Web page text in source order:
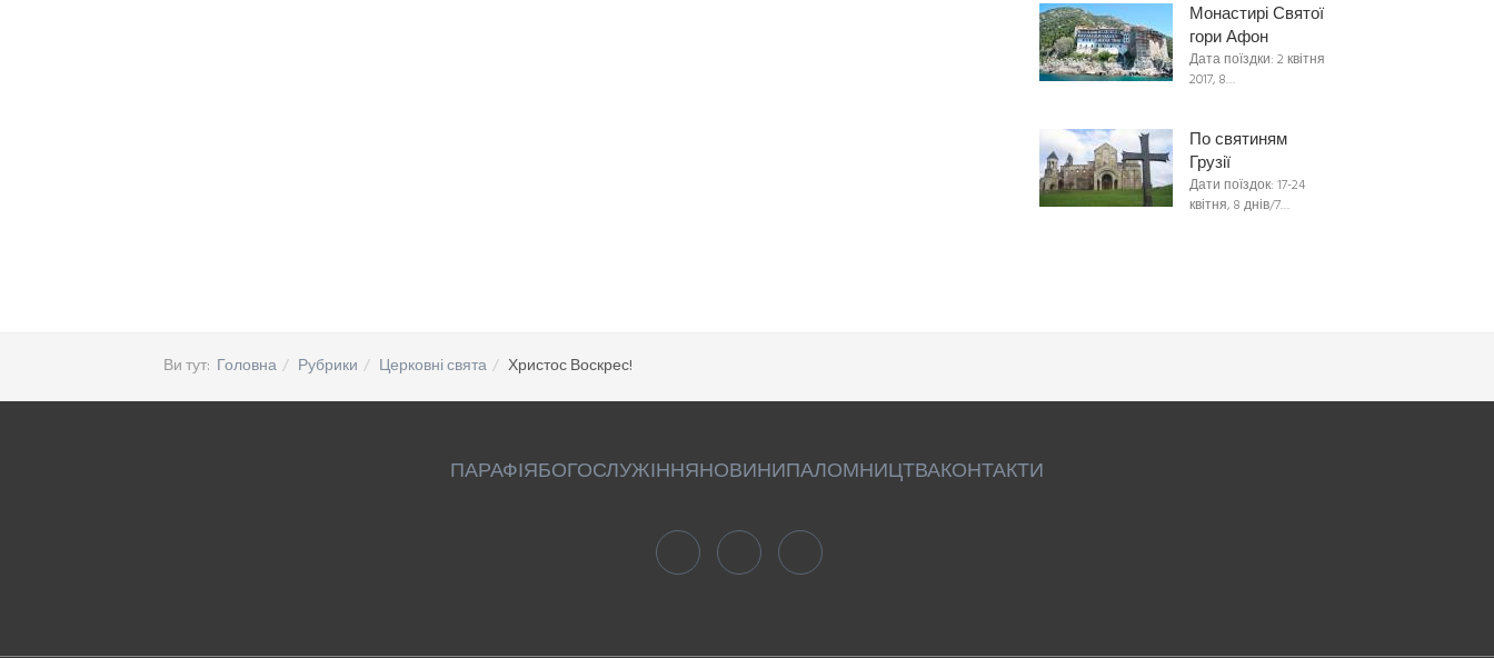
Монастирі Святої
гори Афон
Дата поїздки: 2 квітня
2017, 8…
По святиням
Грузії
Дати поїздок: 17-24
квітня, 8 днів/7…
Ви тут: Головна Рубрики Церковні свята Христос Воскрес!
ПАРАФІЯБОГОСЛУЖІННЯНОВИНИПАЛОМНИЦТВАКОНТАКТИ